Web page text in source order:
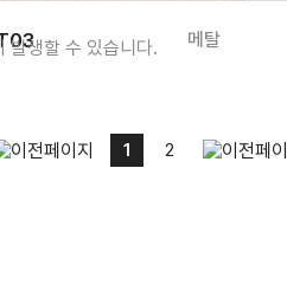
메탈
발생할 수 있습니다.
1 2